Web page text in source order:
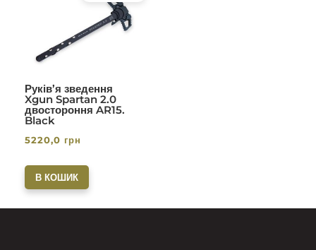
Руків’я зведення
Xgun Spartan 2.0
двостороння AR15.
Black
Оцінено в
з 5
5220,0 грн
В КОШИК